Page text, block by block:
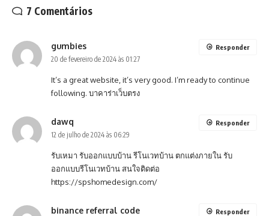
7 Comentários
gumbies
20 de fevereiro de 2024 às 01:27
It’s a great website, it’s very good. I’m ready to continue
following. บาคาร่าเว็บตรง
Responder
dawq
12 de julho de 2024 às 06:29
รับเหมา รับออกแบบบ้าน รีโนเวทบ้าน ตกแต่งภายใน รับ
ออกแบบรีโนเวทบ้าน สนใจติดต่อ
https://spshomedesign.com/
Responder
binance referral code Responder